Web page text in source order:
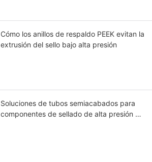
Cómo los anillos de respaldo PEEK evitan la
extrusión del sello bajo alta presión
Soluciones de tubos semiacabados para
componentes de sellado de alta presión en